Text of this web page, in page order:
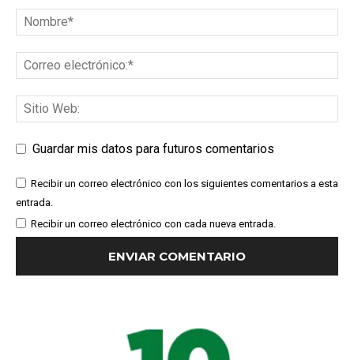
Guardar mis datos para futuros comentarios
Recibir un correo electrónico con los siguientes comentarios a esta
entrada.
Recibir un correo electrónico con cada nueva entrada.